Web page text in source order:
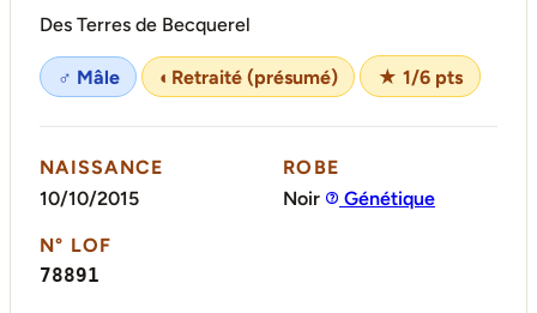
Des Terres de Becquerel
♂ Mâle ◐ Retraité (présumé) ★ 1/6 pts
NAISSANCE
10/10/2015
ROBE
Noir
Génétique
N° LOF
78891